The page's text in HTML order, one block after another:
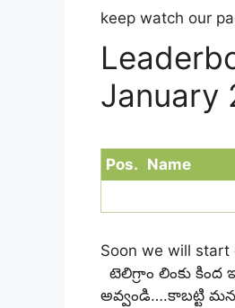
keep watch our
January
Pos. Name
Soon we will start
టెలిగ్రాం లింకు
అవ్వండి….కాబట్టి